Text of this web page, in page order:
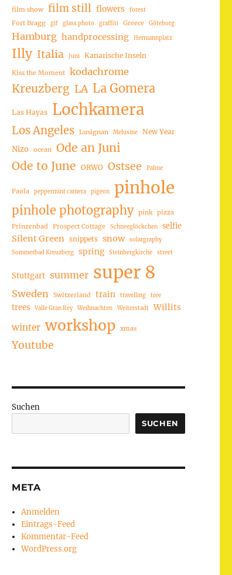
film show film still flowers forest
Fort Bragg gif glass photo graffiti Greece Göteborg
Hamburg handprocessing Hermannplatz
Illy Italia Juni Kanarische Inseln
Kiss the Moment kodachrome
Kreuzberg LA La Gomera
Las Hayas Lochkamera
Los Angeles Lusignan Melusine New Year
Nizo ocean
Ode an Juni
Ode to June ORWO Ostsee Palme
Paola peppermint camera pigeon pinhole
pinhole photography pink pizza
Prinzenbad
Prospect Cottage Schneeglöckchen selfie
Silent Green snippets snow
solargraphy
Sommerbad Kreuzberg
spring Steinbergkirche street
Stuttgart summer super 8
Sweden Switzerland train travelling tree
trees Valle Gran Rey Weihnachten Weiterstadt Willits
winter workshop xmas
Youtube
Suchen
SUCHEN
META
Anmelden
Eintrags-Feed
Kommentar-Feed
WordPress.org